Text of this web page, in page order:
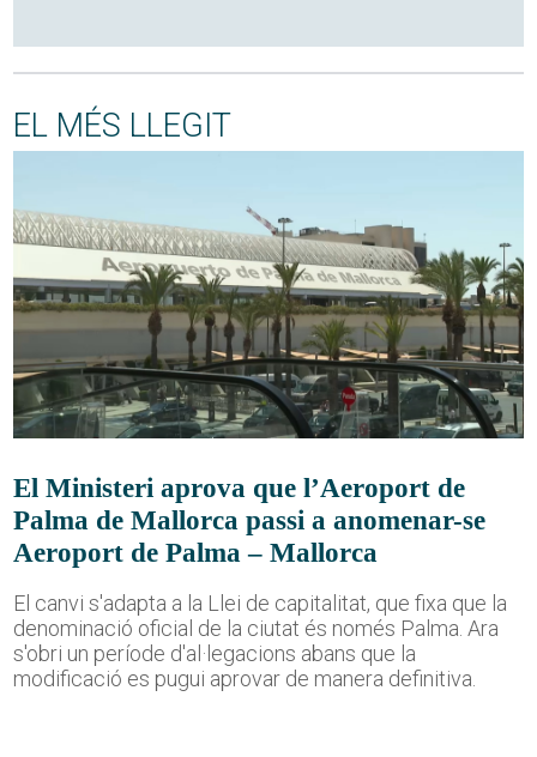
EL MÉS LLEGIT
El Ministeri aprova que l’Aeroport de
Palma de Mallorca passi a anomenar-se
Aeroport de Palma – Mallorca
El canvi s'adapta a la Llei de capitalitat, que fixa que la
denominació oficial de la ciutat és només Palma. Ara
s'obri un període d'al·legacions abans que la
modificació es pugui aprovar de manera definitiva.